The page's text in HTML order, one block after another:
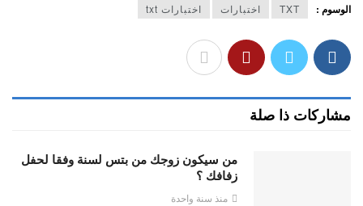
الوسوم : TXT اختبارات اختبارات txt
مشاركات ذا صلة
من سيكون زوجك من بتس لسنة وفقا لحفل
زفافك ؟
منذ سنة واحدة